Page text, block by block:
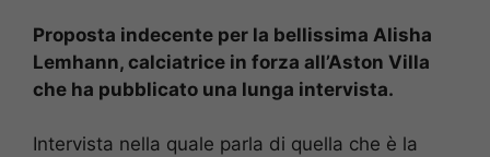
Proposta indecente per la bellissima Alisha
Lemhann, calciatrice in forza all’Aston Villa
che ha pubblicato una lunga intervista.
Intervista nella quale parla di quella che è la